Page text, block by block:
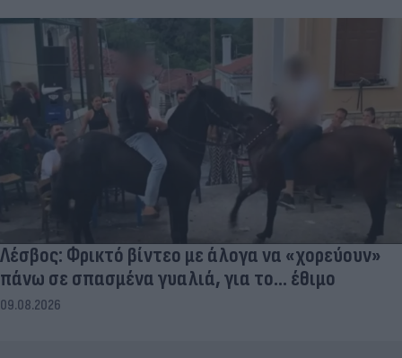
Λέσβος: Φρικτό βίντεο με άλογα να «χορεύουν»
πάνω σε σπασμένα γυαλιά, για το... έθιμο
09.08.2026